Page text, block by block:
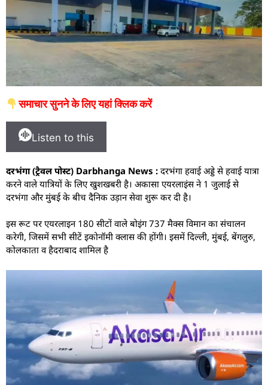
समाचार सुनने के लिए यहां क्लिक करें
Listen to this
दरभंगा (ट्रैवल पोस्ट) Darbhanga News : दरभंगा हवाई अड्डे से हवाई यात्रा
करने वाले यात्रियों के लिए खुशखबरी है। अकासा एयरलाइंस ने 1 जुलाई से
दरभंगा और मुंबई के बीच दैनिक उड़ान सेवा शुरू कर दी है।
इस रूट पर एयरलाइन 180 सीटों वाले बोइंग 737 मैक्स विमान का संचालन
करेगी, जिसमें सभी सीटें इकोनॉमी क्लास की होंगी। इसमें दिल्ली, मुंबई, बेंगलुरु,
कोलकाता व हैदराबाद शामिल है